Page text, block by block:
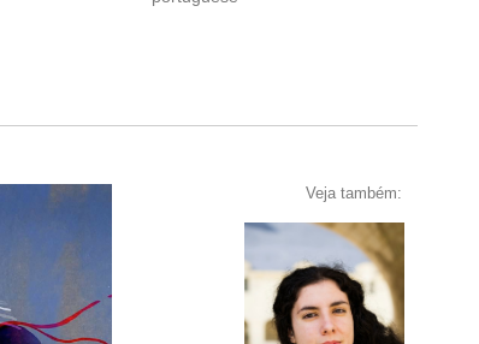
Veja também: